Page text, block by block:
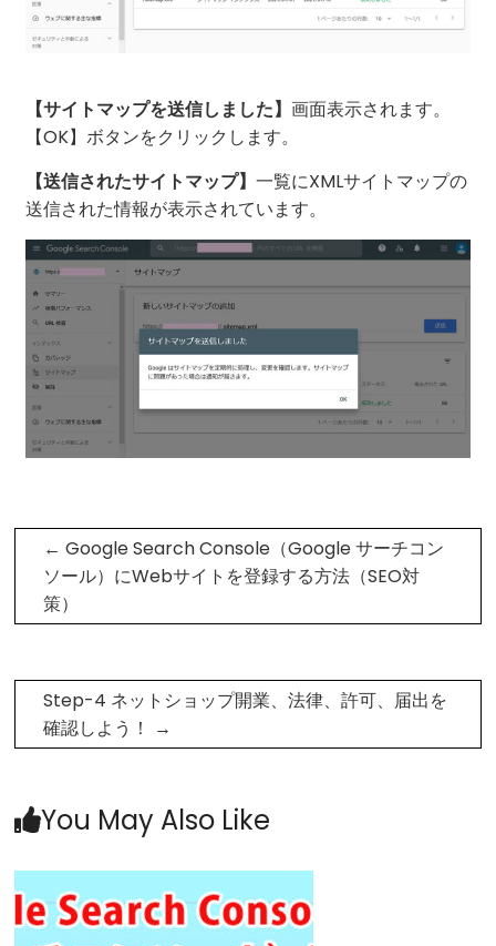
【サイトマップを送信しました】画面表示されます。
【OK】ボタンをクリックします。
【送信されたサイトマップ】一覧にXMLサイトマップの
送信された情報が表示されています。
← Google Search Console（Google サーチコン
ソール）にWebサイトを登録する方法（SEO対
策）
Step-4 ネットショップ開業、法律、許可、届出を
確認しよう！
→
You May Also Like